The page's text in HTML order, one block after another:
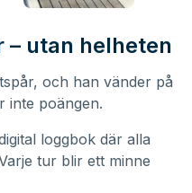
– utan helheten
och han vänder på
inte poängen.
loggbok där alla
tur blir ett minne